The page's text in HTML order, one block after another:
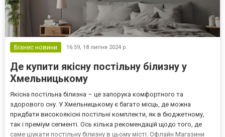
Бізнес новини 16:59, 18 липня 2024 р.
Де купити якісну постільну білизну у
Хмельницькому
Якісна постільна білизна – це запорука комфортного та
здорового сну. У Хмельницькому є багато місць, де можна
придбати високоякісні постільні комплекти, як в бюджетному,
так і преміум сегменті. Ось кілька рекомендацій щодо того, де
саме шукати постільну білизну в цьому місті. Офлайн Магазини